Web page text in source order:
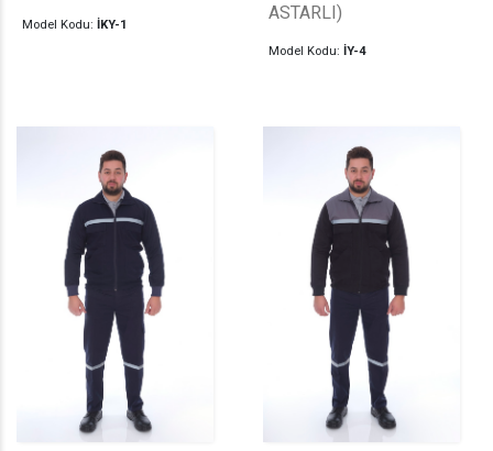
Model Kodu: İKY-1
ASTARLI)
Model Kodu: İY-4